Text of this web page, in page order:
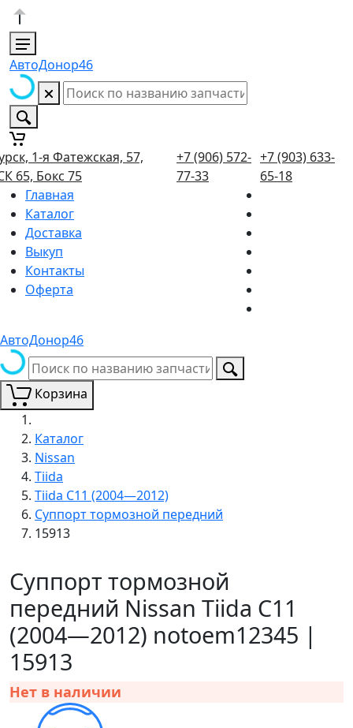
АвтоДонор46
1-я Фатежская, 57,
65, Бокс 75
+7 (906) 572-
77-33
+7 (903) 633-
65-18
Главная
Каталог
Доставка
Выкуп
Контакты
Оферта
АвтоДонор46
Корзина
Каталог
Nissan
Tiida
Tiida C11 (2004—2012)
Суппорт тормозной передний
15913
Суппорт тормозной
передний Nissan Tiida C11
(2004—2012) notoem12345 |
15913
Нет в наличии